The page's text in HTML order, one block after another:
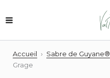
au
Accueil › Sabre de Guyane®
Grage